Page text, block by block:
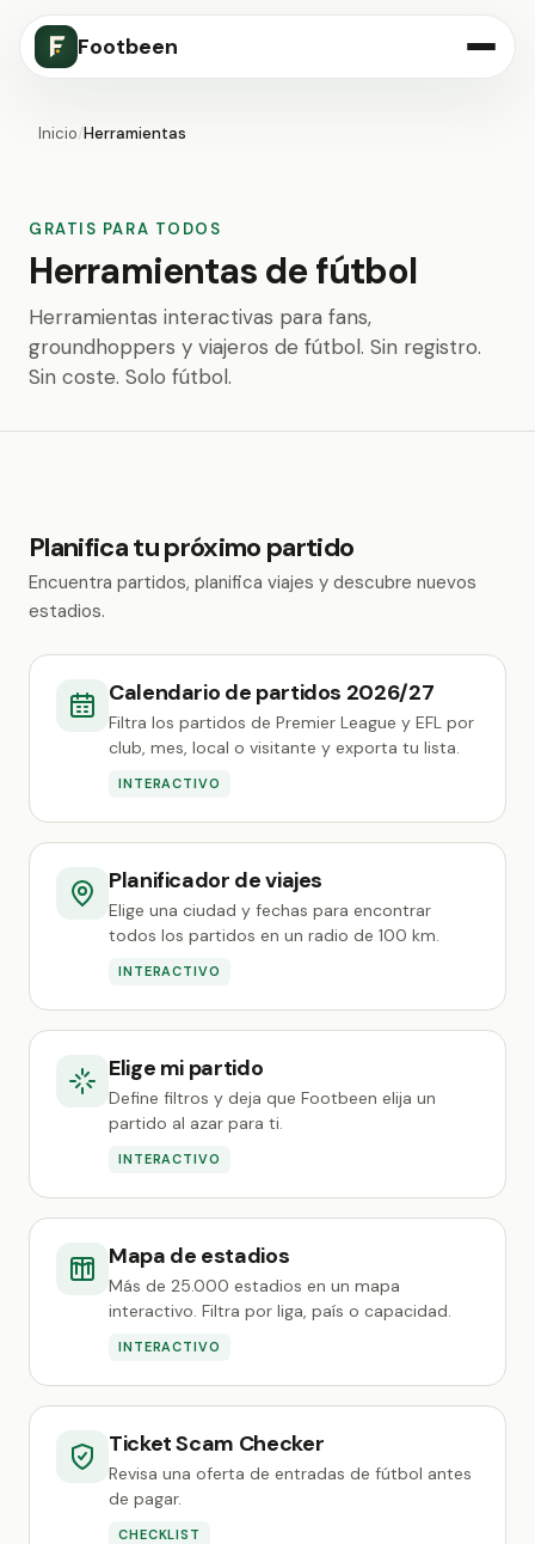
Footbeen
Inicio/Herramientas
GRATIS PARA TODOS
Herramientas de fútbol
Herramientas interactivas para fans,
groundhoppers y viajeros de fútbol. Sin registro.
Sin coste. Solo fútbol.
Planifica tu próximo partido
Encuentra partidos, planifica viajes y descubre nuevos
estadios.
Calendario de partidos 2026/27
Filtra los partidos de Premier League y EFL por
club, mes, local o visitante y exporta tu lista.
INTERACTIVO
Planificador de viajes
Elige una ciudad y fechas para encontrar
todos los partidos en un radio de 100 km.
INTERACTIVO
Elige mi partido
Define filtros y deja que Footbeen elija un
partido al azar para ti.
INTERACTIVO
Mapa de estadios
Más de 25.000 estadios en un mapa
interactivo. Filtra por liga, país o capacidad.
INTERACTIVO
Ticket Scam Checker
Revisa una oferta de entradas de fútbol antes
de pagar.
CHECKLIST